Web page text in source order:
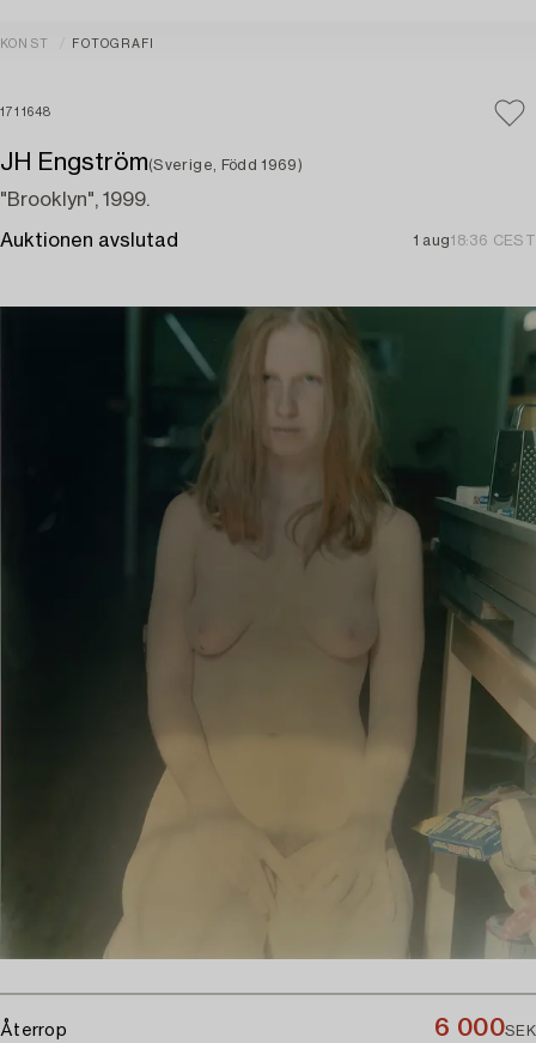
KONST FOTOGRAFI
1711648
JH Engström(Sverige, Född 1969)
"Brooklyn", 1999.
Auktionen avslutad 1 aug18:36 CEST
Återrop 6 000SEK